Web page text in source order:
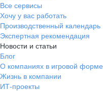
Все сервисы
Хочу у вас работать
Производственный календарь
Экспертная рекомендация
Новости и статьи
Блог
О компаниях в игровой форме
Жизнь в компании
ИТ-проекты